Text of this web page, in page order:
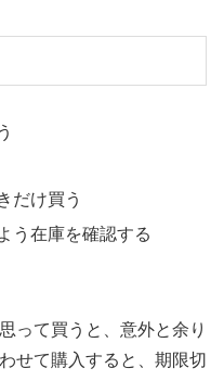
だけ買う
う在庫を確認する
って買うと、意外と余り
せて購入すると、期限切